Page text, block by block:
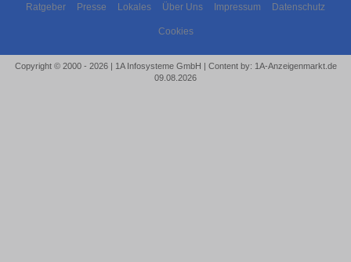
Ratgeber Presse Lokales Über Uns Impressum Datenschutz
Cookies
Copyright © 2000 - 2026 | 1A Infosysteme GmbH | Content by: 1A-Anzeigenmarkt.de
09.08.2026